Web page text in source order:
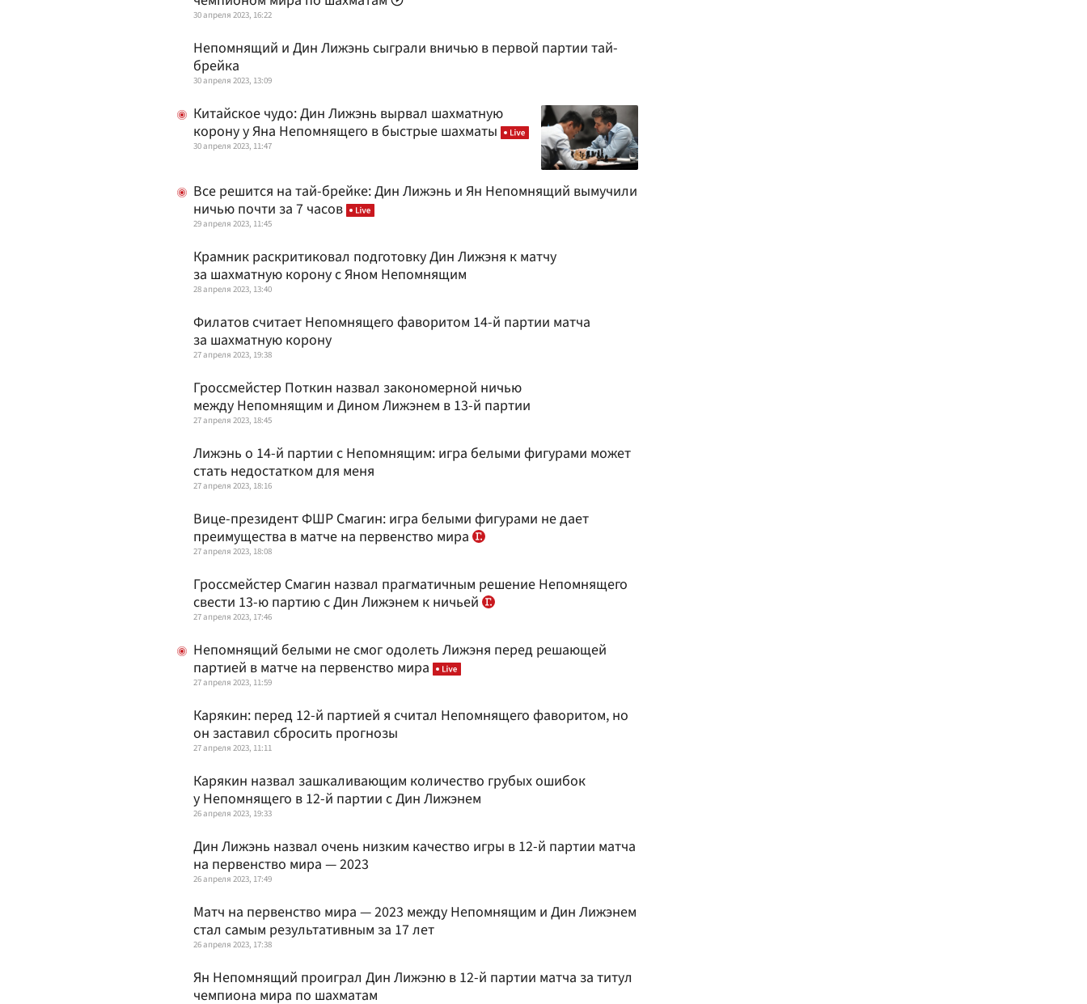
30 апреля 2023, 16:22
Непомнящий и Дин Лижэнь сыграли вничью в первой партии тай-
брейка
30 апреля 2023, 13:09
Китайское чудо: Дин Лижэнь вырвал шахматную
корону у Яна Непомнящего в быстрые шахматы
30 апреля 2023, 11:47
Все решится на тай-брейке: Дин Лижэнь и Ян Непомнящий вымучили
ничью почти за 7 часов
29 апреля 2023, 11:45
Крамник раскритиковал подготовку Дин Лижэня к матчу
за шахматную корону с Яном Непомнящим
28 апреля 2023, 13:40
Филатов считает Непомнящего фаворитом 14-й партии матча
за шахматную корону
27 апреля 2023, 19:38
Гроссмейстер Поткин назвал закономерной ничью
между Непомнящим и Дином Лижэнем в 13-й партии
27 апреля 2023, 18:45
Лижэнь о 14-й партии с Непомнящим: игра белыми фигурами может
стать недостатком для меня
27 апреля 2023, 18:16
Вице-президент ФШР Смагин: игра белыми фигурами не дает
преимущества в матче на первенство мира
27 апреля 2023, 18:08
Гроссмейстер Смагин назвал прагматичным решение Непомнящего
свести 13-ю партию с Дин Лижэнем к ничьей
27 апреля 2023, 17:46
Непомнящий белыми не смог одолеть Лижэня перед решающей
партией в матче на первенство мира
27 апреля 2023, 11:59
Карякин: перед 12-й партией я считал Непомнящего фаворитом, но
он заставил сбросить прогнозы
27 апреля 2023, 11:11
Карякин назвал зашкаливающим количество грубых ошибок
у Непомнящего в 12-й партии с Дин Лижэнем
26 апреля 2023, 19:33
Дин Лижэнь назвал очень низким качество игры в 12-й партии матча
на первенство мира — 2023
26 апреля 2023, 17:49
Матч на первенство мира — 2023 между Непомнящим и Дин Лижэнем
стал самым результативным за 17 лет
26 апреля 2023, 17:38
Ян Непомнящий проиграл Дин Лижэню в 12-й партии матча за титул
чемпиона мира по шахматам